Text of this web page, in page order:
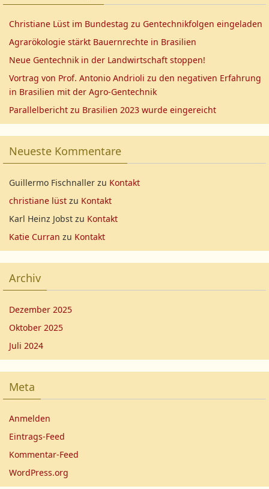
Christiane Lüst im Bundestag zu Gentechnikfolgen eingeladen
Agrarökologie stärkt Bauernrechte in Brasilien
Neue Gentechnik in der Landwirtschaft stoppen!
Vortrag von Prof. Antonio Andrioli zu den negativen Erfahrung
in Brasilien mit der Agro-Gentechnik
Parallelbericht zu Brasilien 2023 wurde eingereicht
Neueste Kommentare
Guillermo Fischnaller zu Kontakt
christiane lüst zu Kontakt
Karl Heinz Jobst zu Kontakt
Katie Curran zu Kontakt
Archiv
Dezember 2025
Oktober 2025
Juli 2024
Meta
Anmelden
Eintrags-Feed
Kommentar-Feed
WordPress.org